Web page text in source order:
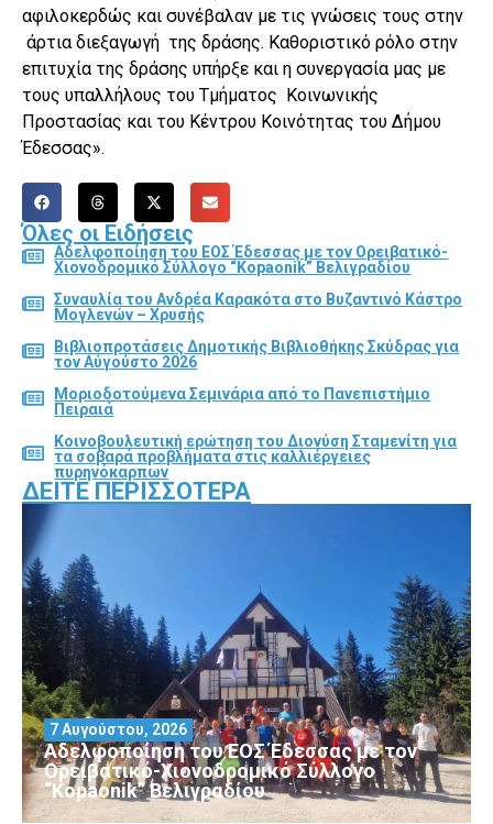
αφιλοκερδώς και συνέβαλαν με τις γνώσεις τους στην
άρτια διεξαγωγή της δράσης. Καθοριστικό ρόλο στην
επιτυχία της δράσης υπήρξε και η συνεργασία μας με
τους υπαλλήλους του Τμήματος Κοινωνικής
Προστασίας και του Κέντρου Κοινότητας του Δήμου
Έδεσσας».
Όλες οι Ειδήσεις
Αδελφοποίηση του ΕΟΣ Έδεσσας με τον Ορειβατικό-
Χιονοδρομικό Σύλλογο “Kopaonik” Βελιγραδίου
Συναυλία του Ανδρέα Καρακότα στο Βυζαντινό Κάστρο
Μογλενών – Χρυσής
Βιβλιοπροτάσεις Δημοτικής Βιβλιοθήκης Σκύδρας για
τον Αύγούστο 2026
Μοριοδοτούμενα Σεμινάρια από το Πανεπιστήμιο
Πειραιά
Κοινοβουλευτική ερώτηση του Διονύση Σταμενίτη για
τα σοβαρά προβλήματα στις καλλιέργειες
πυρηνόκαρπων
ΔΕΊΤΕ ΠΕΡΙΣΣΌΤΕΡΑ
Αδελφοποίηση του ΕΟΣ Έδεσσας με τον
Ορειβατικό-Χιονοδρομικό Σύλλογο
“Kopaonik” Βελιγραδίου
7 Αυγούστου, 2026